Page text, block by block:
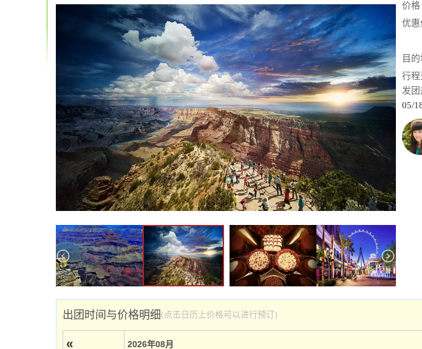
价格
优惠
目的
行程
发团
05/
出团时间与价格明细(点击日历上价格可以进行预订)
« 2026年08月